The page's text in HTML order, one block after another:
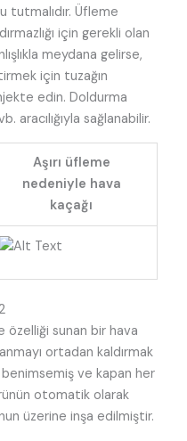
tutmalıdır. Üfleme
için gerekli olan
meydana gelirse,
için tuzağın
edin. Doldurma
aracılığıyla sağlanabilir.
Aşırı üfleme
nedeniyle hava
kaçağı
özelliği sunan bir hava
ortadan kaldırmak
ve kapan her
otomatik olarak
üzerine inşa edilmiştir.